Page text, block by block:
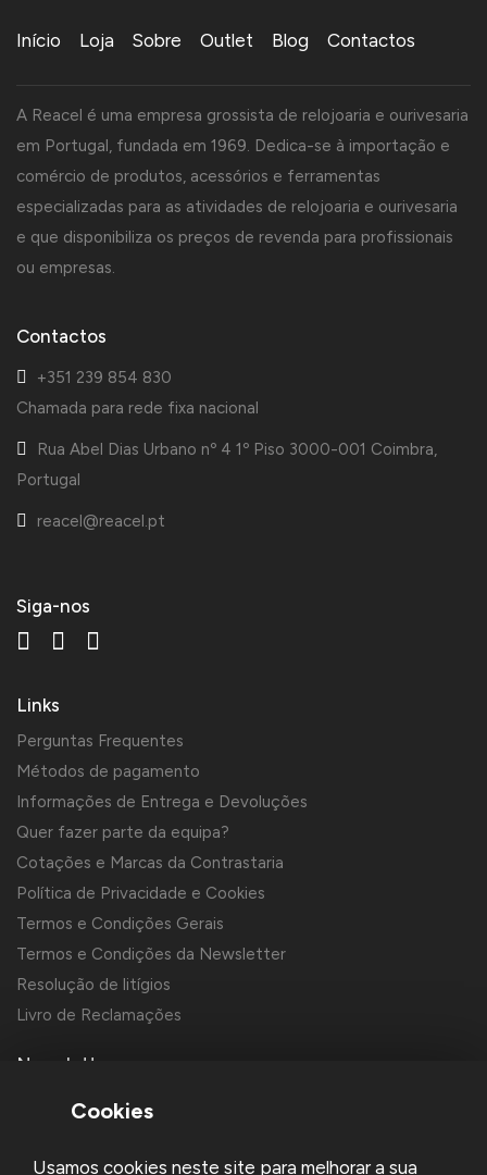
Início Loja Sobre Outlet Blog Contactos
A Reacel é uma empresa grossista de relojoaria e ourivesaria
em Portugal, fundada em 1969. Dedica-se à importação e
comércio de produtos, acessórios e ferramentas
especializadas para as atividades de relojoaria e ourivesaria
e que disponibiliza os preços de revenda para profissionais
ou empresas.
Contactos
+351 239 854 830
Chamada para rede fixa nacional
Rua Abel Dias Urbano nº 4 1º Piso 3000-001 Coimbra,
Portugal
reacel@reacel.pt
Siga-nos
Links
Perguntas Frequentes
Métodos de pagamento
Informações de Entrega e Devoluções
Quer fazer parte da equipa?
Cotações e Marcas da Contrastaria
Política de Privacidade e Cookies
Termos e Condições Gerais
Termos e Condições da Newsletter
Resolução de litígios
Livro de Reclamações
Newsletter
Cookies
Usamos cookies neste site para melhorar a sua